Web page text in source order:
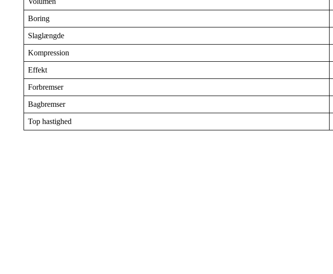
Boring
Slaglængde
Kompression
Effekt
Forbremser
Bagbremser
Top hastighed